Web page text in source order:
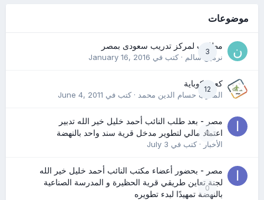
موضوعات
3
مطلوب لمركز تدريب سعودى بمصر
نرمين سالم· كتب في January 16, 2016
12
كعب كوباية
المدرب حسام الدين محمد· كتب في June 4, 2011
0
مصر - بعد طلب النائب أحمد خليل خير الله تدبير
اعتماد مالي لتطوير مدخل قرية سند واحد بالنهضة
الأخبار· كتب في July 3
0
مصر - بحضور أعضاء مكتب النائب أحمد خليل خير الله
لجنة تعاين طريقي قرية الحظيرة و المدرسة الصناعية
بالنهضة تمهيدًا لبدء تطويره